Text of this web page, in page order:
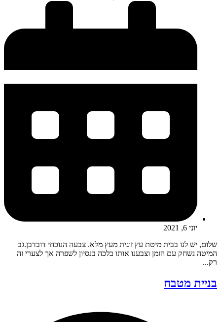
יוני 6, 2021
שלום, יש לנו בבית מיטת עץ זוגית מעץ מלא. צבעה הנוכחי דובדבן.גב
המיטה נשחק עם הזמן וצבענו אותו בלכה בנסיון לשפרה אך לצערי זה
רק...
בניית מטבח